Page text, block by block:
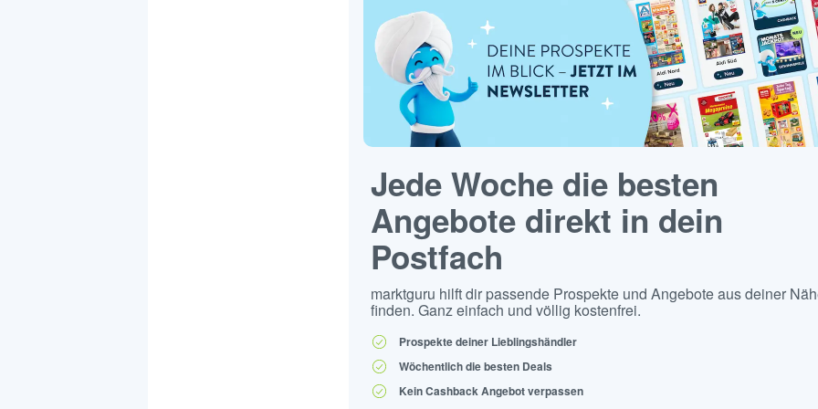
Jede Woche die besten
Angebote direkt in dein
Postfach
marktguru hilft dir passende Prospekte und Angebote aus deiner
finden. Ganz einfach und völlig kostenfrei.
Prospekte deiner Lieblingshändler
Wöchentlich die besten Deals
Kein Cashback Angebot verpassen